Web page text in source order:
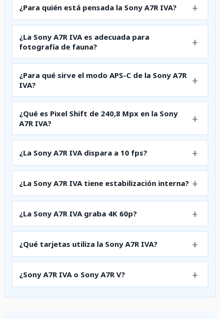
¿Para quién está pensada la Sony A7R IVA?
¿La Sony A7R IVA es adecuada para
fotografía de fauna?
¿Para qué sirve el modo APS-C de la Sony A7R
IVA?
¿Qué es Pixel Shift de 240,8 Mpx en la Sony
A7R IVA?
¿La Sony A7R IVA dispara a 10 fps?
¿La Sony A7R IVA tiene estabilización interna?
¿La Sony A7R IVA graba 4K 60p?
¿Qué tarjetas utiliza la Sony A7R IVA?
¿Sony A7R IVA o Sony A7R V?